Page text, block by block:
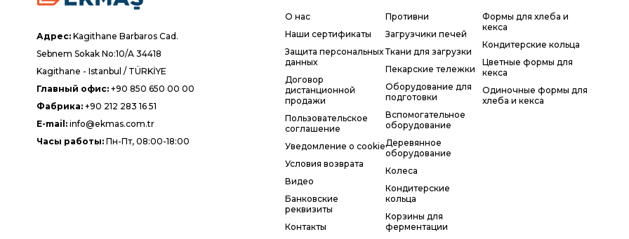
Адрес: Kagithane Barbaros Cad.
Sebnem Sokak No:10/A 34418
Kagithane - Istanbul / TÜRKİYE
Главный офис: +90 850 650 00 00
Фабрика: +90 212 283 16 51
E-mail: info@ekmas.com.tr
Часы работы: Пн-Пт, 08:00-18:00
О нас
Наши сертификаты
Защита персональных
данных
Договор
дистанционной
продажи
Пользовательское
соглашение
Уведомление о cookie
Условия возврата
Видео
Банковские
реквизиты
Контакты
Противни
Загрузчики печей
Ткани для загрузки
Пекарские тележки
Оборудование для
подготовки
Вспомогательное
оборудование
Деревянное
оборудование
Колеса
Кондитерские
кольца
Корзины для
ферментации
Формы для хлеба и
кекса
Кондитерские кольца
Цветные формы для
кекса
Одиночные формы для
хлеба и кекса